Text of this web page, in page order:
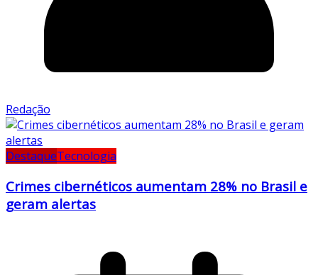
Redação
DestaqueTecnologia
Crimes cibernéticos aumentam 28% no Brasil e
geram alertas